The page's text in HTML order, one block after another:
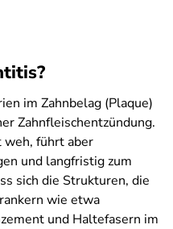
im Zahnbelag (Plaque)
Zahnfleischentzündung.
weh, führt aber
und langfristig zum
sich die Strukturen, die
wie etwa
und Haltefasern im